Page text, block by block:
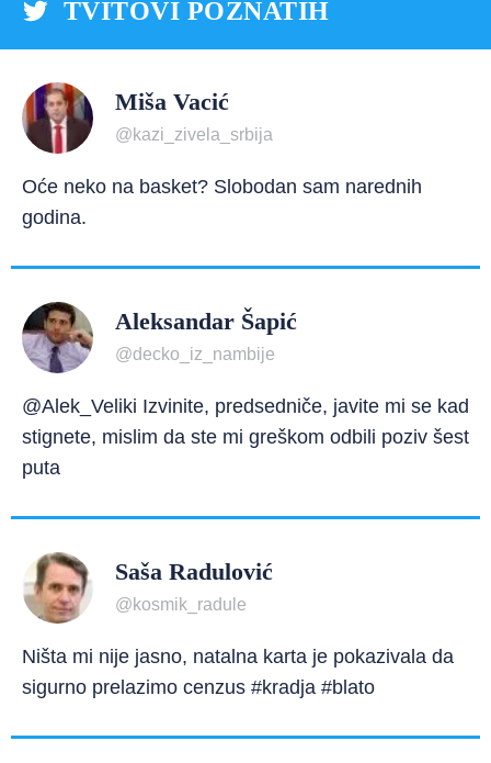
TVITOVI POZNATIH
Miša Vacić
@kazi_zivela_srbija
Oće neko na basket? Slobodan sam narednih
godina.
Aleksandar Šapić
@decko_iz_nambije
@Alek_Veliki Izvinite, predsedniče, javite mi se kad
stignete, mislim da ste mi greškom odbili poziv šest
puta
Saša Radulović
@kosmik_radule
Ništa mi nije jasno, natalna karta je pokazivala da
sigurno prelazimo cenzus #kradja #blato